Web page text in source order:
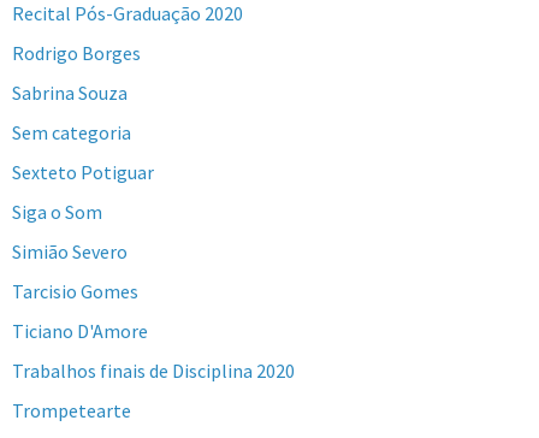
Recital Pós-Graduação 2020
Rodrigo Borges
Sabrina Souza
Sem categoria
Sexteto Potiguar
Siga o Som
Simião Severo
Tarcisio Gomes
Ticiano D'Amore
Trabalhos finais de Disciplina 2020
Trompetearte